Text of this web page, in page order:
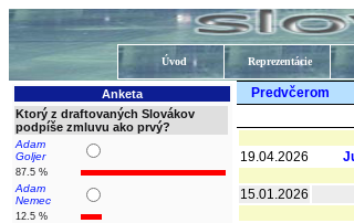
Úvod Reprezentácie
Anketa
Ktorý z draftovaných Slovákov
podpíše zmluvu ako prvý?
Adam
Goljer
87.5 %
Adam
Nemec
12.5 %
Predvčerom
19.04.2026
15.01.2026